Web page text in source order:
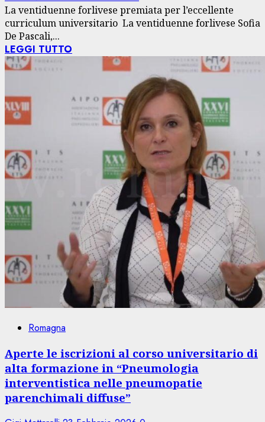
La ventiduenne forlivese premiata per l’eccellente
curriculum universitario La ventiduenne forlivese Sofia
De Pascali,...
LEGGI TUTTO
Romagna
Aperte le iscrizioni al corso universitario di
alta formazione in “Pneumologia
interventistica nelle pneumopatie
parenchimali diffuse”